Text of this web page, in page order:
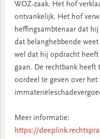
WOZ-zaak. Het hof
ontvankelijk. Het hof
heffingsambtenaar dat
dat belanghebbende
wel dat hij opdracht heeft
gaan. De rechtbank
oordeel te geven over
Meer informatie:
https://